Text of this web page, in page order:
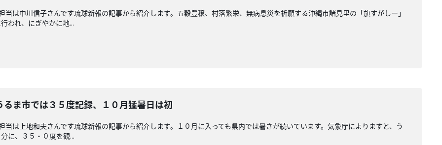
当は中川信子さんです琉球新報の記事から紹介します。五穀豊穣、村落繁栄、無病息災を祈願する沖縄市諸見里の「旗すがしー」
われ、にぎやかに地...
ま市では３５度記録、１０月猛暑日は初
当は上地和夫さんです琉球新報の記事から紹介します。１０月に入っても県内では暑さが続いています。気象庁によりますと、う
に、３５・０度を観...